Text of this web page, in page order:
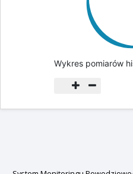
Wykres pomiarów